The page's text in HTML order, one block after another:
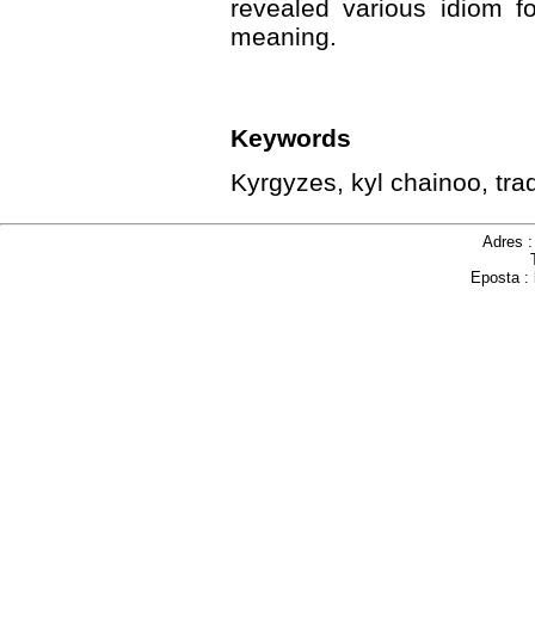
revealed various idiom
meaning.
Keywords
Kyrgyzes, kyl chainoo,
Adres
Eposta :